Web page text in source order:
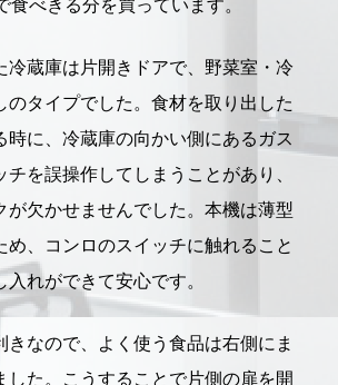
冷蔵庫は片開きドアで、野菜室・冷
のタイプでした。食材を取り出した
時に、冷蔵庫の向かい側にあるガス
を誤操作してしまうことがあり、
が欠かせませんでした。本機は薄型
め、コンロのスイッチに触れること
れができて安心です。
きなので、よく使う食品は右側にま
した。こうすることで片側の扉を開